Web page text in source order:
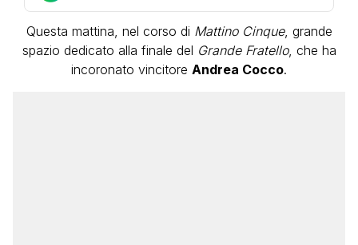
Questa mattina, nel corso di Mattino Cinque, grande
spazio dedicato alla finale del Grande Fratello, che ha
incoronato vincitore Andrea Cocco.